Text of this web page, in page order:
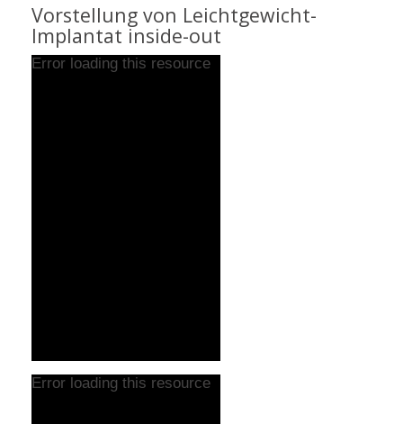
Vorstellung von Leichtgewicht-
Implantat inside-out
Error loading this resource
Error loading this resource